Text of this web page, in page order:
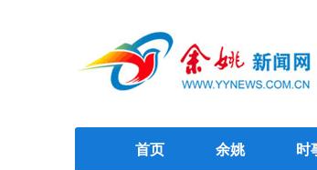
首页 余姚 时